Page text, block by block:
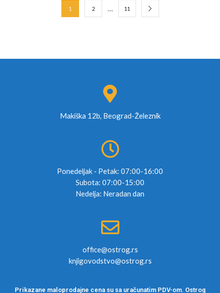
1 2 … 11
Makiška 12b, Beograd-Železnik
Ponedeljak - Petak: 07:00-16:00
Subota: 07:00-15:00
Nedelja: Neradan dan
office@ostrog.rs
knjigovodstvo@ostrog.rs
Prikazane maloprodajne cena su sa uračunatim PDV-om. Ostrog